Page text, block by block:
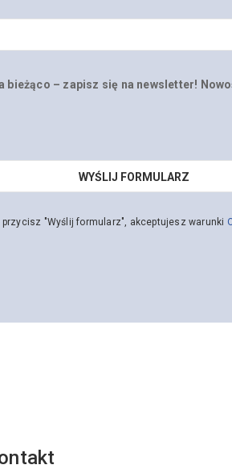
bieżąco – zapisz się na newsletter!
przycisz "Wyślij formularz", akceptujesz warunki